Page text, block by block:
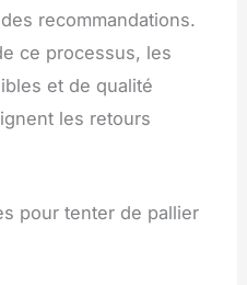
recommandations.
ce processus, les
et de qualité
les retours
pour tenter de pallier